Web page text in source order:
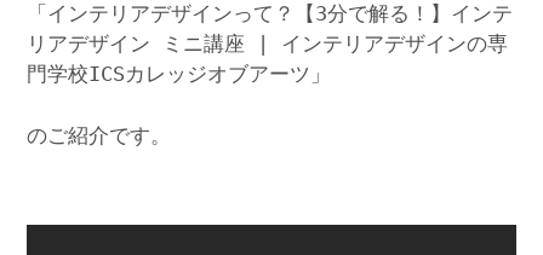
「インテリアデザインって？【3分で解る！】インテ
リアデザイン ミニ講座 | インテリアデザインの専
門学校ICSカレッジオブアーツ」
のご紹介です。